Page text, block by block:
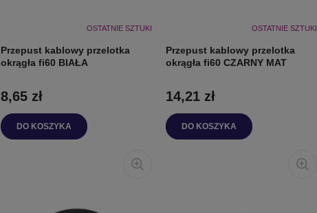
OSTATNIE SZTUKI
Przepust kablowy przelotka
okrągła fi60 BIAŁA
8,65 zł
DO KOSZYKA
OSTATNIE SZTUKI
Przepust kablowy przelotka
okrągła fi60 CZARNY MAT
14,21 zł
DO KOSZYKA